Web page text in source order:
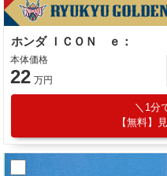
ホンダ ＩＣＯＮ ｅ：
本体価格
22 万円
1分
【無料】